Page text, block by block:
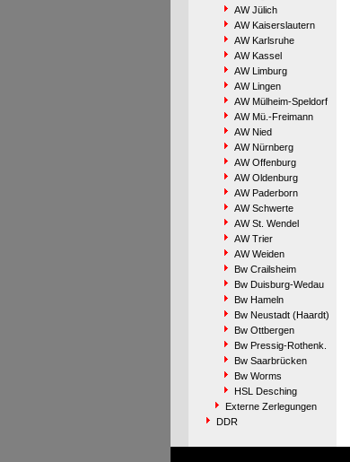
AW Jülich
AW Kaiserslautern
AW Karlsruhe
AW Kassel
AW Limburg
AW Lingen
AW Mülheim-Speldorf
AW Mü.-Freimann
AW Nied
AW Nürnberg
AW Offenburg
AW Oldenburg
AW Paderborn
AW Schwerte
AW St. Wendel
AW Trier
AW Weiden
Bw Crailsheim
Bw Duisburg-Wedau
Bw Hameln
Bw Neustadt (Haardt)
Bw Ottbergen
Bw Pressig-Rothenk.
Bw Saarbrücken
Bw Worms
HSL Desching
Externe Zerlegungen
DDR